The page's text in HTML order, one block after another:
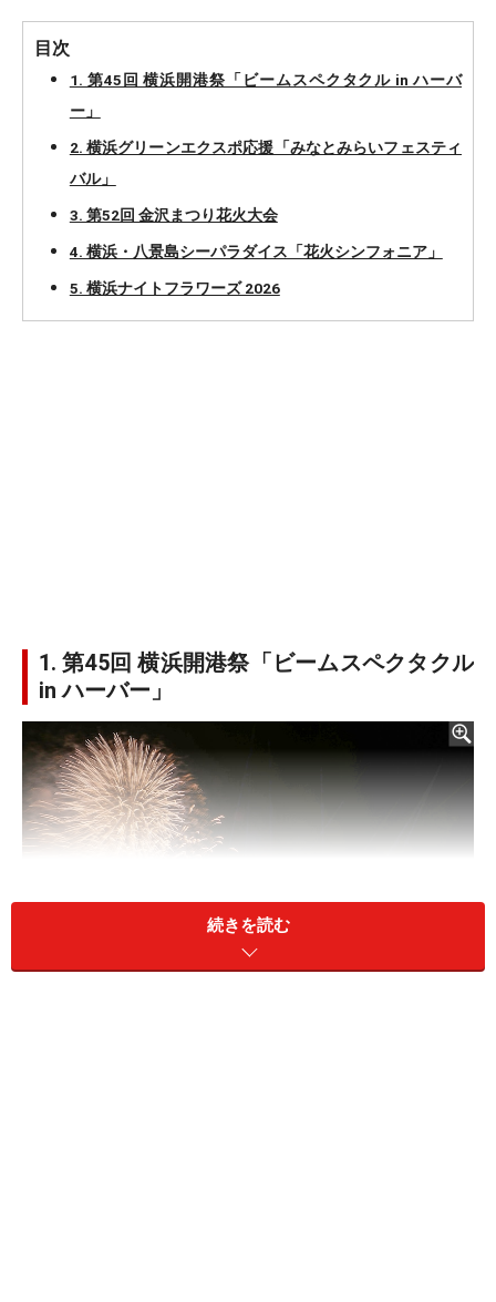
目次
1. 第45回 横浜開港祭「ビームスペクタクル in ハーバ
ー」
2. 横浜グリーンエクスポ応援「みなとみらいフェスティ
バル」
3. 第52回 金沢まつり花火大会
4. 横浜・八景島シーパラダイス「花火シンフォニア」
5. 横浜ナイトフラワーズ 2026
1. 第45回 横浜開港祭「ビームスペクタクル
in ハーバー」
続きを読む